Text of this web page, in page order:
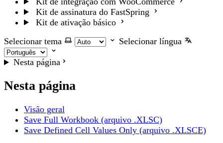
Kit de assinatura do FastSpring
Kit de ativação básico
Selecionar tema
Selecionar língua
Nesta página
Nesta página
Visão geral
Save Full Workbook (arquivo .XLSC)
Save Defined Cell Values Only (arquivo .XLSCE)